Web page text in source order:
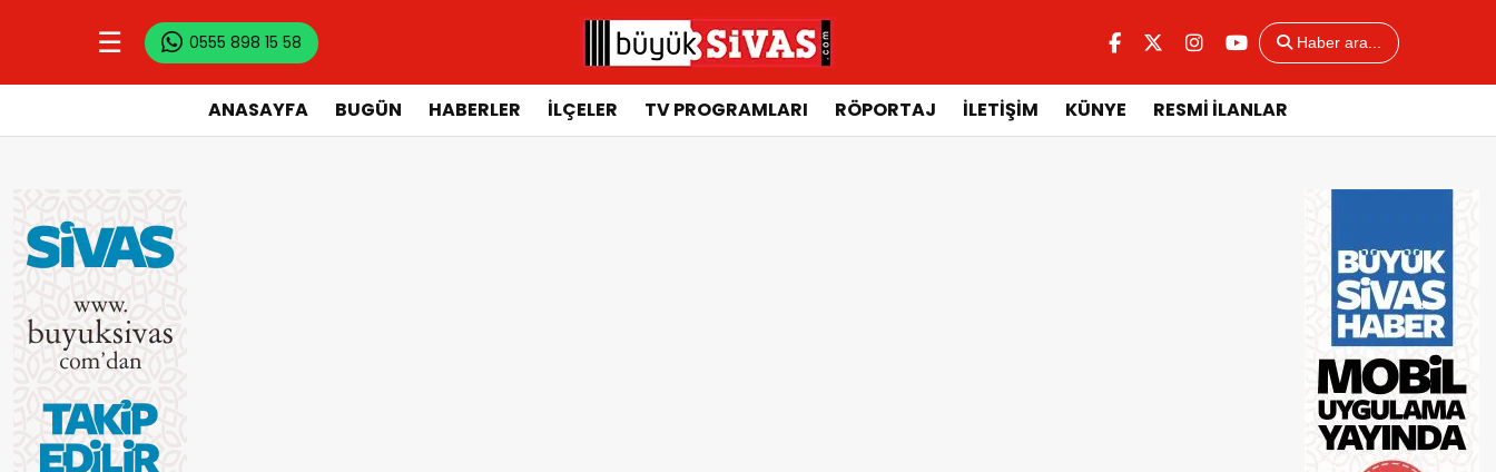
☰ 0555 898 15 58 Haber ara...
ANASAYFA BUGÜN HABERLER İLÇELER TV PROGRAMLARI RÖPORTAJ İLETİŞİM KÜNYE RESMİ İLANLAR